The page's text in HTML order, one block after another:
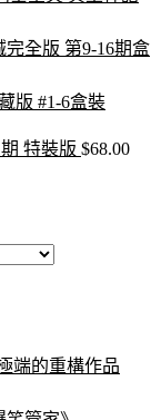
完全版 第9-16期盒
版 #1-6盒裝
特裝版 $68.00
端的重構作品